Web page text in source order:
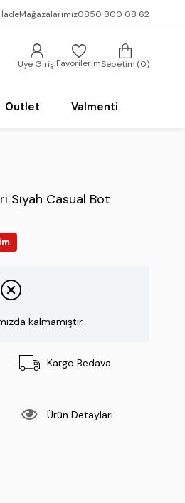
Mağazalarımız0850 800 08 62
Üye GirişiFavorilerimSepetim 0
Outlet Valmenti
Siyah Casual Bot
kalmamıştır.
Kargo Bedava
Ürün Detayları